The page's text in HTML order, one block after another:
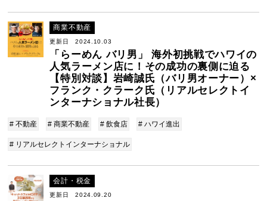
商業不動産
更新日 2024.10.03
「らーめん バリ男」 海外初挑戦でハワイの
人気ラーメン店に！その成功の裏側に迫る
【特別対談】岩崎誠氏（バリ男オーナー）×
フランク・クラーク氏（リアルセレクトイ
ンターナショナル社長）
# 不動産 # 商業不動産 # 飲食店 # ハワイ進出
# リアルセレクトインターナショナル
会計・税金
更新日 2024.09.20